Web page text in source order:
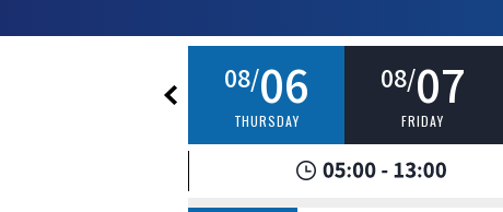
08/06
THURSDAY
08/07
FRIDAY